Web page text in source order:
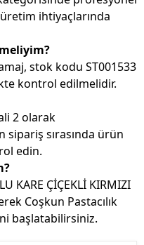
ihtiyaçlarında
stok kodu ST001533
kontrol edilmelidir.
2 olarak
sırasında ürün
edin.
KARE ÇİÇEKLİ KIRMIZI
Coşkun Pastacılık
başlatabilirsiniz.